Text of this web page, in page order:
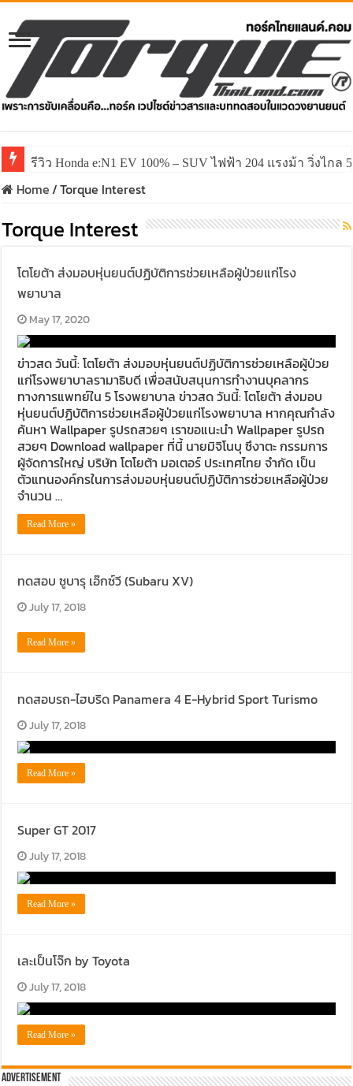
รีวิว Honda e:N1 EV 100% – SUV ไฟฟ้า 204 แรงม้า วิ่งไกล
รีวิว ลองขับ All New GWM HAVAL H6 ปรับโฉมหน้าใหม่
Home/Torque Interest
Torque Interest
โตโยต้า ส่งมอบหุ่นยนต์ปฏิบัติการช่วยเหลือผู้ป่วยแก่โรง
พยาบาล
May 17, 2020
ข่าวสด วันนี้: โตโยต้า ส่งมอบหุ่นยนต์ปฏิบัติการช่วยเหลือผู้ป่วย
แก่โรงพยาบาลรามาธิบดี เพื่อสนับสนุนการทำงานบุคลากร
ทางการแพทย์ใน 5 โรงพยาบาล ข่าวสด วันนี้: โตโยต้า ส่งมอบ
หุ่นยนต์ปฏิบัติการช่วยเหลือผู้ป่วยแก่โรงพยาบาล หากคุณกำลัง
ค้นหา Wallpaper รูปรถสวยๆ เราขอแนะนำ Wallpaper รูปรถ
สวยๆ Download wallpaper ที่นี้ นายมิจิโนบุ ซึงาตะ กรรมการ
ผู้จัดการใหญ่ บริษัท โตโยต้า มอเตอร์ ประเทศไทย จำกัด เป็น
ตัวแทนองค์กรในการส่งมอบหุ่นยนต์ปฏิบัติการช่วยเหลือผู้ป่วย
จำนวน …
Read More »
ทดสอบ ซูบารุ เอ๊กซ์วี (Subaru XV)
July 17, 2018
Read More »
ทดสอบรถ-ไฮบริด Panamera 4 E-Hybrid Sport Turismo
July 17, 2018
Read More »
Super GT 2017
July 17, 2018
Read More »
เละเป็นโจ๊ก by Toyota
July 17, 2018
Read More »
Advertisement